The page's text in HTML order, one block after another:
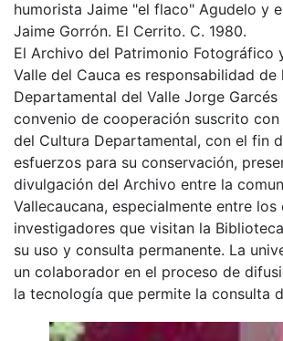
humorista Jaime "el flaco" Agudelo y
Jaime Gorrón. El Cerrito. C. 1980.
El Archivo del Patrimonio Fotográfico
Valle del Cauca es responsabilidad de
Departamental del Valle Jorge
convenio de cooperación suscrito con
del Cultura Departamental, con el fin
esfuerzos para su conservación,
divulgación del Archivo entre la
Vallecaucana, especialmente entre los
investigadores que visitan la
su uso y consulta permanente. La
un colaborador en el proceso de
la tecnología que permite la consulta